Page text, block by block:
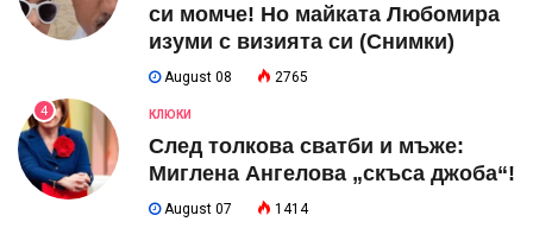
си момче! Но майката Любомира
изуми с визията си (Снимки)
August 08 2765
4 КЛЮКИ
След толкова сватби и мъже:
Миглена Ангелова „скъса джоба“!
August 07 1414